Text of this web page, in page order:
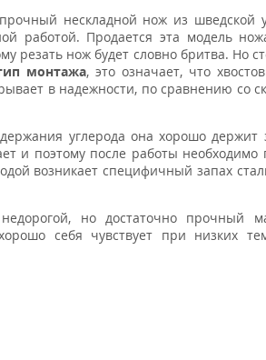
нескладной нож из шведской
работой. Продается эта модель
резать нож будет словно бритва. Но
монтажа, это означает, что
в надежности, по сравнению со
углерода она хорошо держит
и поэтому после работы необходимо
возникает специфичный запах
но достаточно прочный
себя чувствует при низких